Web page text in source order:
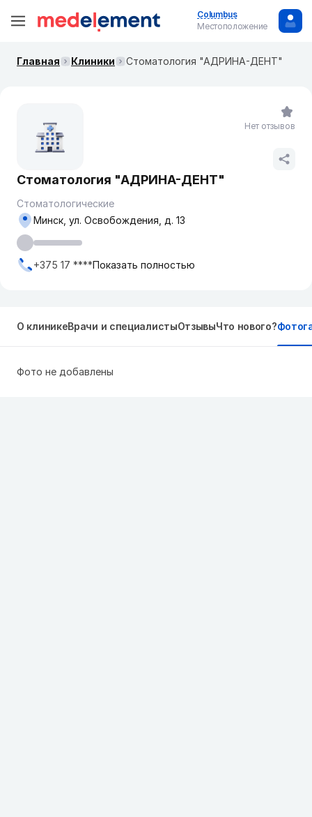
Columbus
Местоположение
Главная Клиники Стоматология "АДРИНА-ДЕНТ"
Стоматология "АДРИНА-ДЕНТ"
Стоматологические
Минск, ул. Освобождения, д. 13
+375 17 ****Показать полностью
Нет отзывов
О клиникеВрачи и специалистыОтзывыЧто нового?
Фото не добавлены